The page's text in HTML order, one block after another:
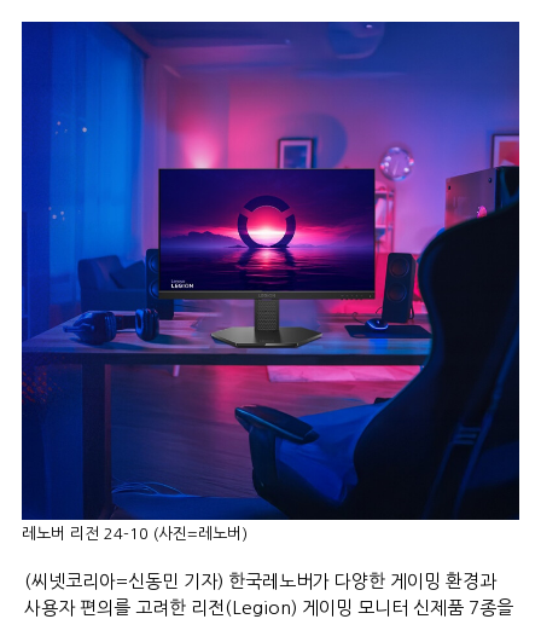
레노버 리전 24-10 (사진=레노버)
(씨넷코리아=신동민 기자) 한국레노버가 다양한 게이밍 환경과
사용자 편의를 고려한 리전(Legion) 게이밍 모니터 신제품 7종을